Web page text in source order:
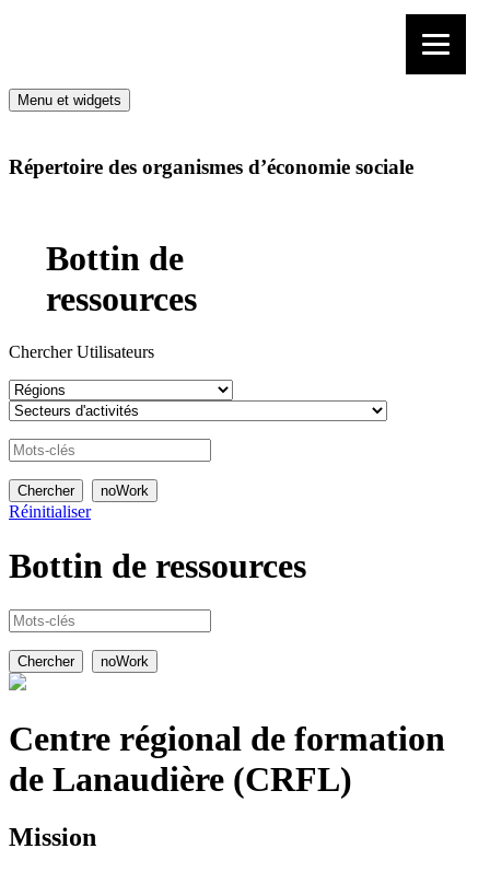
Menu et widgets
Répertoire des organismes d’économie sociale
Bottin de
ressources
Chercher Utilisateurs
Réinitialiser
Bottin de ressources
Centre régional de formation
de Lanaudière (CRFL)
Mission